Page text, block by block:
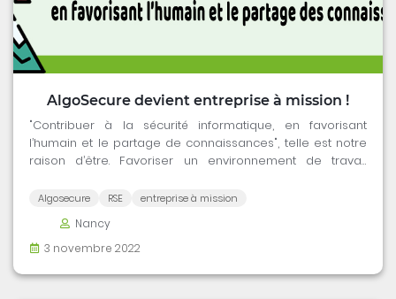
AlgoSecure devient entreprise à mission !
"Contribuer à la sécurité informatique, en favorisant
l’humain et le partage de connaissances", telle est notre
raison d’être. Favoriser un environnement de travail
l’innovation auprès de l’ensemble de nos parties
Algosecure RSE entreprise à mission
Nancy
3 novembre 2022